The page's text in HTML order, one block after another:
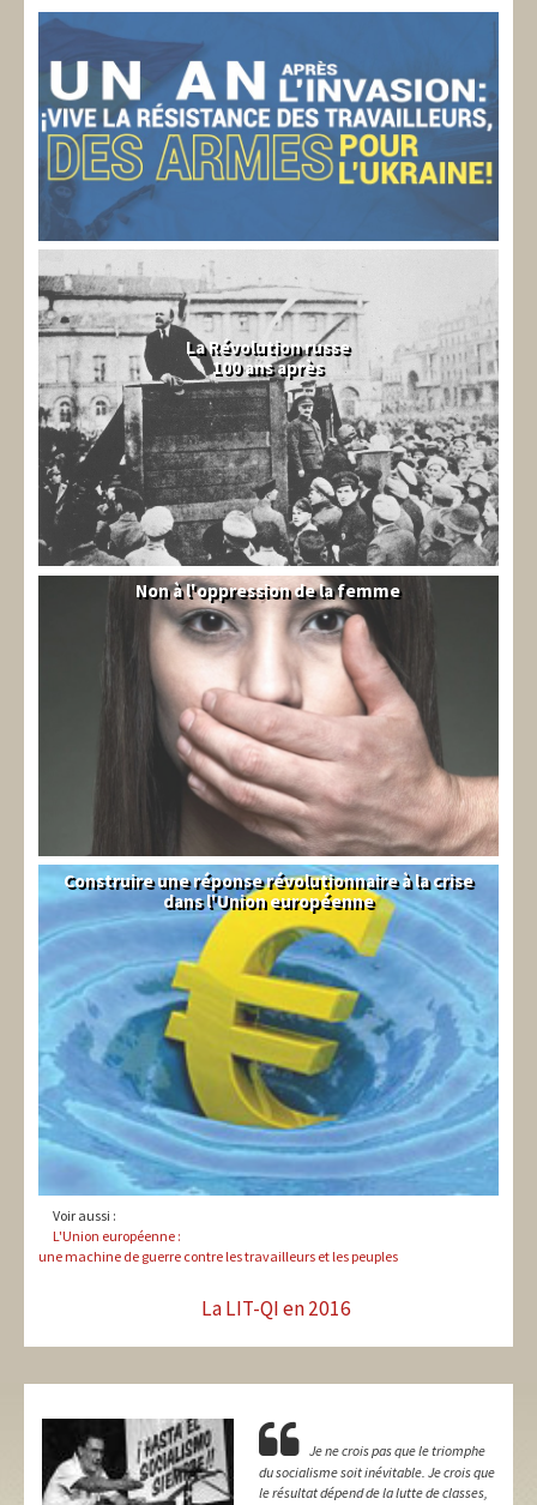
La Révolution russe
100 ans après
Syrie
Non à l'oppression de la femme
Syndical
Construire une réponse révolutionnaire à la crise
dans l'Union européenne
Voir aussi :
L'Union européenne :
une machine de guerre contre les travailleurs et les peuples
La LIT-QI en 2016
Je ne crois pas que le triomphe
du socialisme soit inévitable. Je crois que
le résultat dépend de la lutte de classes,